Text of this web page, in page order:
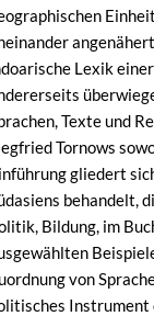
Lexik
Texte und
Tornows
gliedert
behandelt,
Bildung, im
von
Instrument